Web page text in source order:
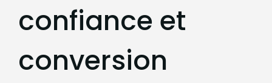
confiance et
conversion